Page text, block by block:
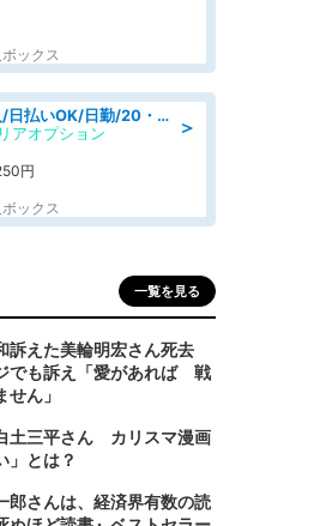
ックス
＞
検品・検査/高収入/日払いOK/日勤/20・30・40代活躍中/製造 工場
アオプション
円
ックス
一覧を見る
訴えた美輪明宏さん死去
でも訴え「愛があれば 戦
ん」
土三平さん カリスマ漫画
」とは？
郎さんは、経済界有数の読